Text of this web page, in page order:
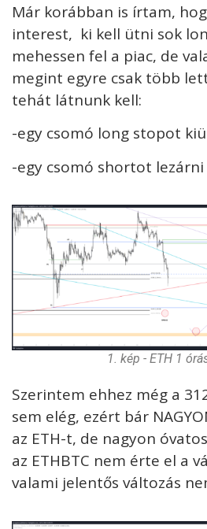
Már korábban is írtam,
interest, ki kell ütni sok
mehessen fel a piac, de
megint egyre csak több
tehát látnunk kell:
-egy csomó long stopot
-egy csomó shortot lezárni
1. kép - ETH 1
Szerintem ehhez még a
sem elég, ezért bár
az ETH-t, de nagyon
az ETHBTC nem érte el a
valami jelentős változás